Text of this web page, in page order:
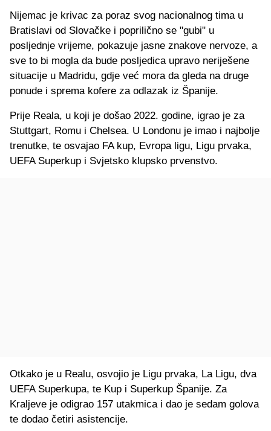
Nijemac je krivac za poraz svog nacionalnog tima u
Bratislavi od Slovačke i poprilično se "gubi" u
posljednje vrijeme, pokazuje jasne znakove nervoze, a
sve to bi mogla da bude posljedica upravo neriješene
situacije u Madridu, gdje već mora da gleda na druge
ponude i sprema kofere za odlazak iz Španije.
Prije Reala, u koji je došao 2022. godine, igrao je za
Stuttgart, Romu i Chelsea. U Londonu je imao i najbolje
trenutke, te osvajao FA kup, Evropa ligu, Ligu prvaka,
UEFA Superkup i Svjetsko klupsko prvenstvo.
Otkako je u Realu, osvojio je Ligu prvaka, La Ligu, dva
UEFA Superkupa, te Kup i Superkup Španije. Za
Kraljeve je odigrao 157 utakmica i dao je sedam golova
te dodao četiri asistencije.